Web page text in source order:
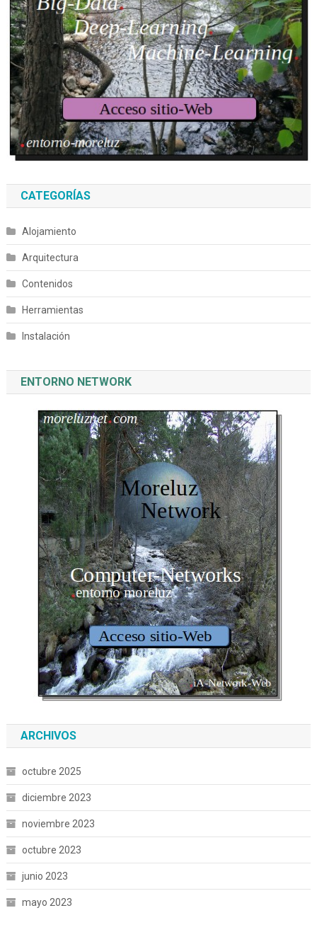
CATEGORÍAS
Alojamiento
Arquitectura
Contenidos
Herramientas
Instalación
ENTORNO NETWORK
ARCHIVOS
octubre 2025
diciembre 2023
noviembre 2023
octubre 2023
junio 2023
mayo 2023